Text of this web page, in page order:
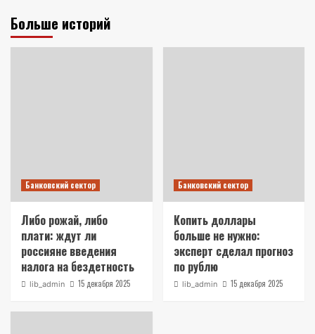
Больше историй
Банковский сектор
Либо рожай, либо
плати: ждут ли
россияне введения
налога на бездетность
lib_admin 15 декабря 2025
Банковский сектор
Копить доллары
больше не нужно:
эксперт сделал прогноз
по рублю
lib_admin 15 декабря 2025